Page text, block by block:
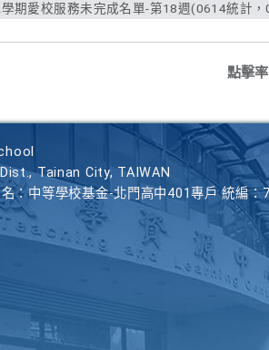
期愛校服務未完成名單-第18週(0614統計
點擊率
Tainan City, TAIWAN
：中等學校基金-北門高中401專戶 統編：